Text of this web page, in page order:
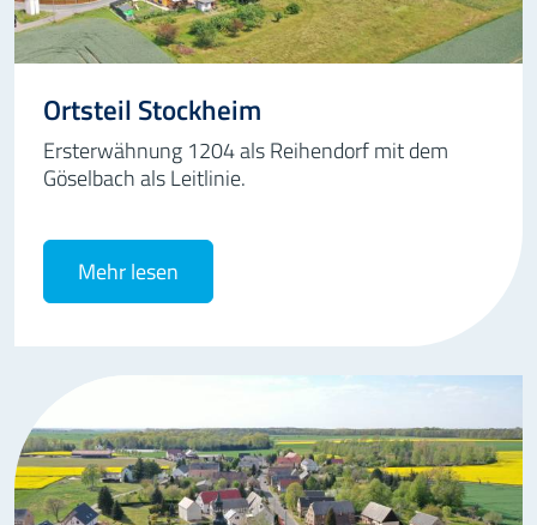
Ortsteil Stockheim
Ersterwähnung 1204 als Reihendorf mit dem
Göselbach als Leitlinie.
Mehr lesen